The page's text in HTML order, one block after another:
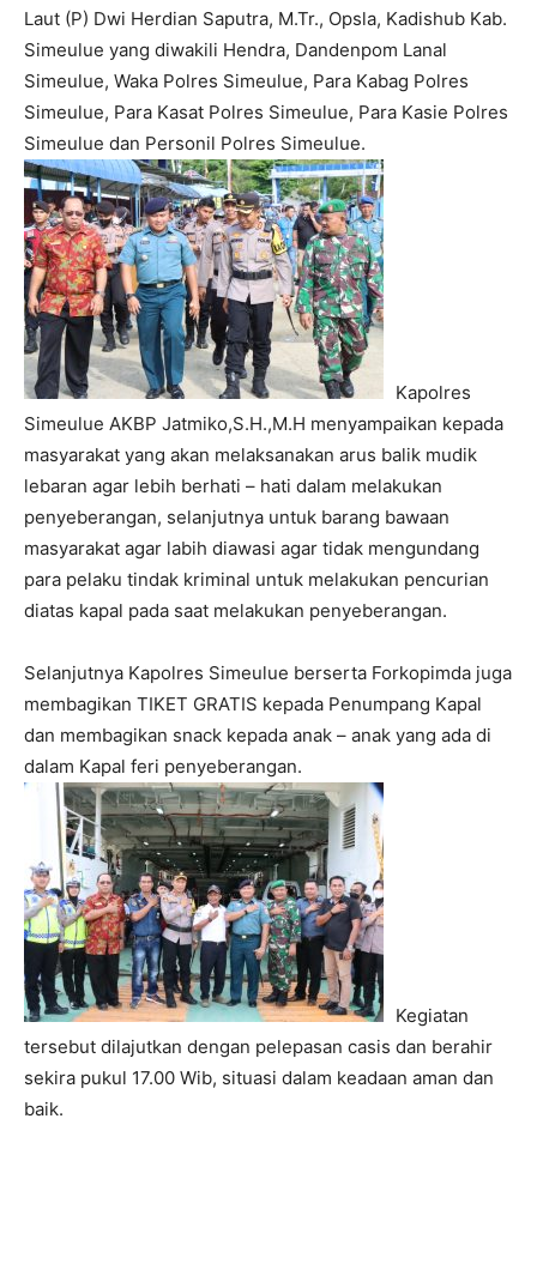
Laut (P) Dwi Herdian Saputra, M.Tr., Opsla, Kadishub Kab.
Simeulue yang diwakili Hendra, Dandenpom Lanal
Simeulue, Waka Polres Simeulue, Para Kabag Polres
Simeulue, Para Kasat Polres Simeulue, Para Kasie Polres
Simeulue dan Personil Polres Simeulue.
Kapolres
Simeulue AKBP Jatmiko,S.H.,M.H menyampaikan kepada
masyarakat yang akan melaksanakan arus balik mudik
lebaran agar lebih berhati – hati dalam melakukan
penyeberangan, selanjutnya untuk barang bawaan
masyarakat agar labih diawasi agar tidak mengundang
para pelaku tindak kriminal untuk melakukan pencurian
diatas kapal pada saat melakukan penyeberangan.
Selanjutnya Kapolres Simeulue berserta Forkopimda juga
membagikan TIKET GRATIS kepada Penumpang Kapal
dan membagikan snack kepada anak – anak yang ada di
dalam Kapal feri penyeberangan.
Kegiatan
tersebut dilajutkan dengan pelepasan casis dan berahir
sekira pukul 17.00 Wib, situasi dalam keadaan aman dan
baik.